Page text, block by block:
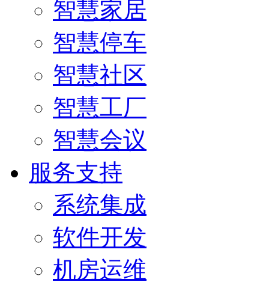
智慧家居
智慧停车
智慧社区
智慧工厂
智慧会议
服务支持
系统集成
软件开发
机房运维